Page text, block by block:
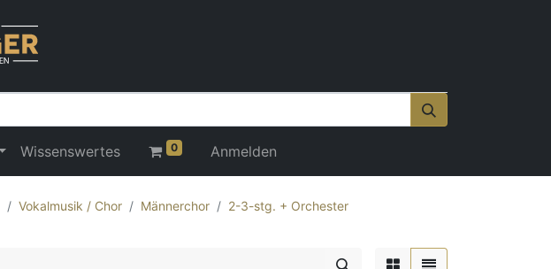
Wissenswertes 0 Anmelden
Vokalmusik / Chor Männerchor
2-3-stg. + Orchester